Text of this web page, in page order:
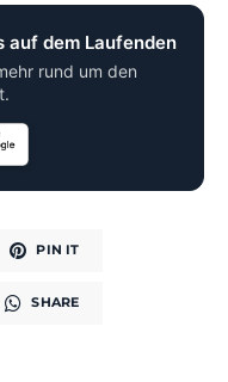
auf dem Laufenden
rund um den
PIN IT
SHARE